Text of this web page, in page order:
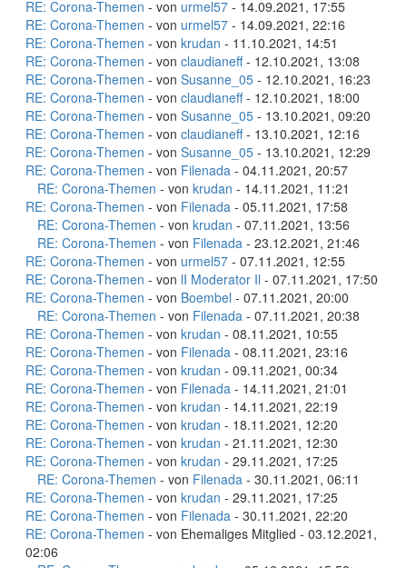
RE: Corona-Themen - von urmel57 - 14.09.2021, 17:55
RE: Corona-Themen - von urmel57 - 14.09.2021, 22:16
RE: Corona-Themen - von krudan - 11.10.2021, 14:51
RE: Corona-Themen - von claudianeff- 12.10.2021, 13:08
RE: Corona-Themen - von Susanne_05 - 12.10.2021, 16:23
RE: Corona-Themen - von claudianeff- 12.10.2021, 18:00
RE: Corona-Themen - von Susanne_05 - 13.10.2021, 09:20
RE: Corona-Themen - von claudianeff- 13.10.2021, 12:16
RE: Corona-Themen - von Susanne_05 - 13.10.2021, 12:29
RE: Corona-Themen - von Filenada - 04.11.2021, 20:57
RE: Corona-Themen - von krudan - 14.11.2021, 11:21
RE: Corona-Themen - von Filenada - 05.11.2021, 17:58
RE: Corona-Themen - von krudan - 07.11.2021, 13:56
RE: Corona-Themen - von Filenada - 23.12.2021, 21:46
RE: Corona-Themen - von urmel57 - 07.11.2021, 12:55
RE: Corona-Themen - von lI Moderator Il - 07.11.2021, 17:50
RE: Corona-Themen - von Boembel - 07.11.2021, 20:00
RE: Corona-Themen - von Filenada - 07.11.2021, 20:38
RE: Corona-Themen - von krudan - 08.11.2021, 10:55
RE: Corona-Themen - von Filenada - 08.11.2021, 23:16
RE: Corona-Themen - von krudan - 09.11.2021, 00:34
RE: Corona-Themen - von Filenada - 14.11.2021, 21:01
RE: Corona-Themen - von krudan - 14.11.2021, 22:19
RE: Corona-Themen - von krudan - 18.11.2021, 12:20
RE: Corona-Themen - von krudan - 21.11.2021, 12:30
RE: Corona-Themen - von krudan - 29.11.2021, 17:25
RE: Corona-Themen - von Filenada - 30.11.2021, 06:11
RE: Corona-Themen - von krudan - 29.11.2021, 17:25
RE: Corona-Themen - von Filenada - 30.11.2021, 22:20
RE: Corona-Themen - von Ehemaliges Mitglied - 03.12.2021,
02:06